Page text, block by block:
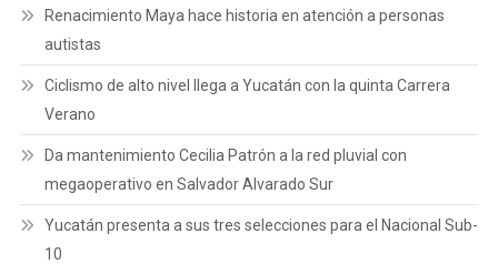
Renacimiento Maya hace historia en atención a personas
autistas
Ciclismo de alto nivel llega a Yucatán con la quinta Carrera
Verano
Da mantenimiento Cecilia Patrón a la red pluvial con
megaoperativo en Salvador Alvarado Sur
Yucatán presenta a sus tres selecciones para el Nacional Sub-
10